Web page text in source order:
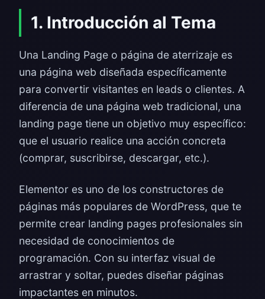
1. Introducción al Tema
Una Landing Page o página de aterrizaje es
una página web diseñada específicamente
para convertir visitantes en leads o clientes. A
diferencia de una página web tradicional, una
landing page tiene un objetivo muy específico:
que el usuario realice una acción concreta
(comprar, suscribirse, descargar, etc.).
Elementor es uno de los constructores de
páginas más populares de WordPress, que te
permite crear landing pages profesionales sin
necesidad de conocimientos de
programación. Con su interfaz visual de
arrastrar y soltar, puedes diseñar páginas
impactantes en minutos.